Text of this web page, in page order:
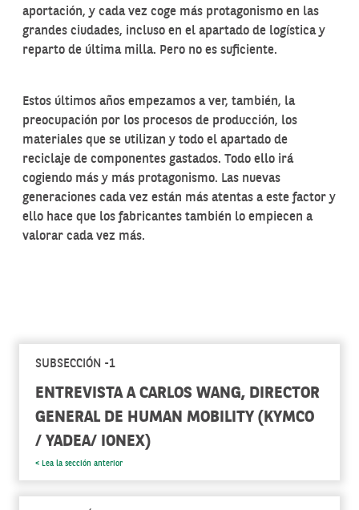
aportación, y cada vez coge más protagonismo en las
grandes ciudades, incluso en el apartado de logística y
reparto de última milla. Pero no es suficiente.
Estos últimos años empezamos a ver, también, la
preocupación por los procesos de producción, los
materiales que se utilizan y todo el apartado de
reciclaje de componentes gastados. Todo ello irá
cogiendo más y más protagonismo. Las nuevas
generaciones cada vez están más atentas a este factor y
ello hace que los fabricantes también lo empiecen a
valorar cada vez más.
SUBSECCIÓN -1
ENTREVISTA A CARLOS WANG, DIRECTOR
GENERAL DE HUMAN MOBILITY (KYMCO
/ YADEA/ IONEX)
< Lea la sección anterior